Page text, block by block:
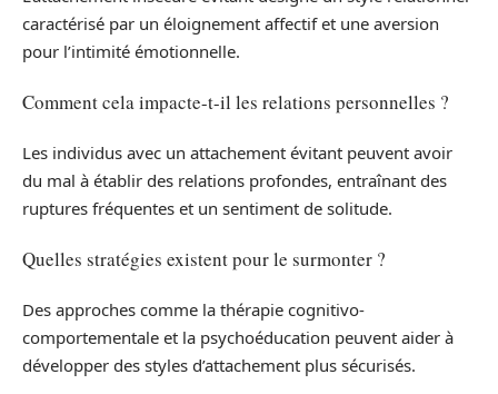
caractérisé par un éloignement affectif et une aversion
pour l’intimité émotionnelle.
Comment cela impacte-t-il les relations personnelles ?
Les individus avec un attachement évitant peuvent avoir
du mal à établir des relations profondes, entraînant des
ruptures fréquentes et un sentiment de solitude.
Quelles stratégies existent pour le surmonter ?
Des approches comme la thérapie cognitivo-
comportementale et la psychoéducation peuvent aider à
développer des styles d’attachement plus sécurisés.